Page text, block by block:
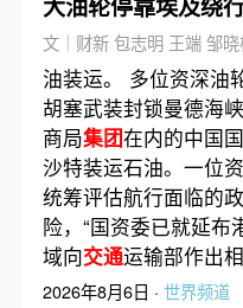
大油轮停靠埃及绕
文｜财新 包志明 王端 邹
油装运。 多位资深油
胡塞武装封锁曼德海
商局集团在内的中国
沙特装运石油。一位
统筹评估航行面临的
险，“国资委已就延布
域向交通运输部作出
2026年8月6日 · 世界频道